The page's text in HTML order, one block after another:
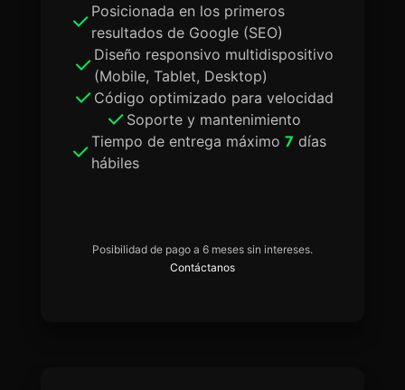
Posicionada en los primeros
resultados de Google (SEO)
Diseño responsivo multidispositivo
(Mobile, Tablet, Desktop)
Código optimizado para velocidad
Soporte y mantenimiento
Tiempo de entrega máximo 7 días
hábiles
Posibilidad de pago a 6 meses sin intereses.
Contáctanos